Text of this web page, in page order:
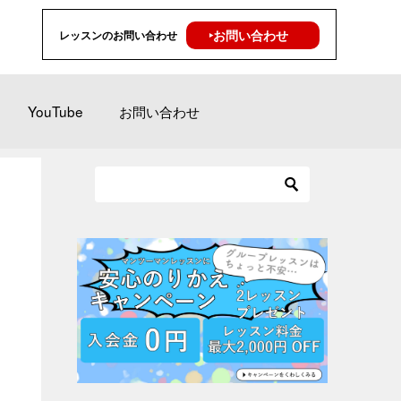
レッスンのお問い合わせ ‣お問い合わせ
YouTube お問い合わせ